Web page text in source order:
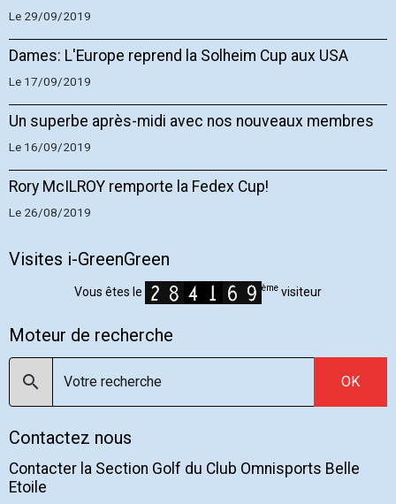
Le 29/09/2019
Dames: L'Europe reprend la Solheim Cup aux USA
Le 17/09/2019
Un superbe après-midi avec nos nouveaux membres
Le 16/09/2019
Rory McILROY remporte la Fedex Cup!
Le 26/08/2019
Visites i-GreenGreen
Vous êtes le ème visiteur
Moteur de recherche
OK
Contactez nous
Contacter la Section Golf du Club Omnisports Belle
Etoile